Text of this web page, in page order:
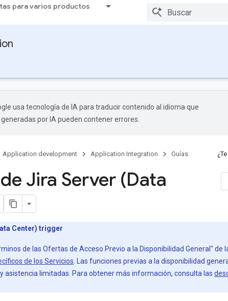
para varios productos
usa tecnología de IA para traducir contenido al idioma que
por IA pueden contener errores.
Application development Application Integration Guías
Jira Server (Data
Center) trigger
de las Ofertas de Acceso Previo a la Disponibilidad General" de
de los Servicios . Las funciones previas a la disponibilidad
asistencia limitadas. Para obtener más información, consulta las